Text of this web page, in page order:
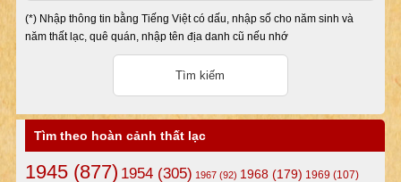
(*) Nhập thông tin bằng Tiếng Việt có dấu, nhập số cho năm sinh và
năm thất lạc, quê quán, nhập tên địa danh cũ nếu nhớ
Tìm theo hoàn cảnh thất lạc
1945(877) 1954(305) 1967(92) 1968(179) 1969 (107)